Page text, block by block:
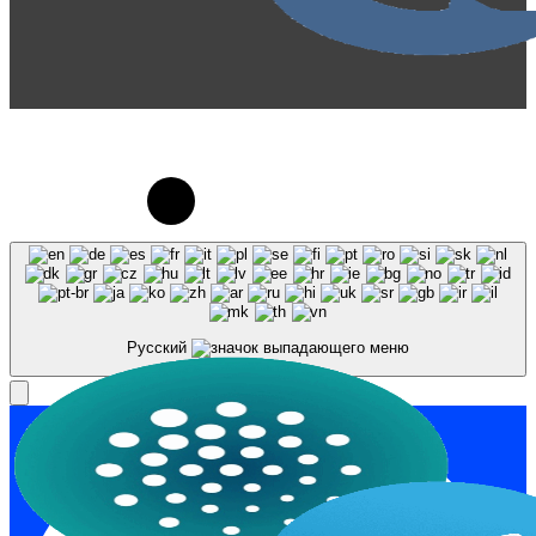
использовании материалов сайта galaktika64.ru
ссылка на источник обязательна.
Русский